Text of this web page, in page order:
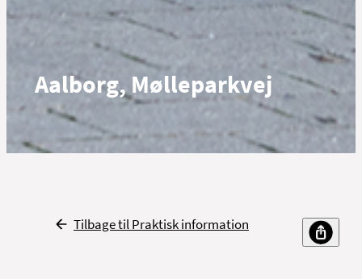
Aalborg, Mølleparkvej
Tilbage til Praktisk information